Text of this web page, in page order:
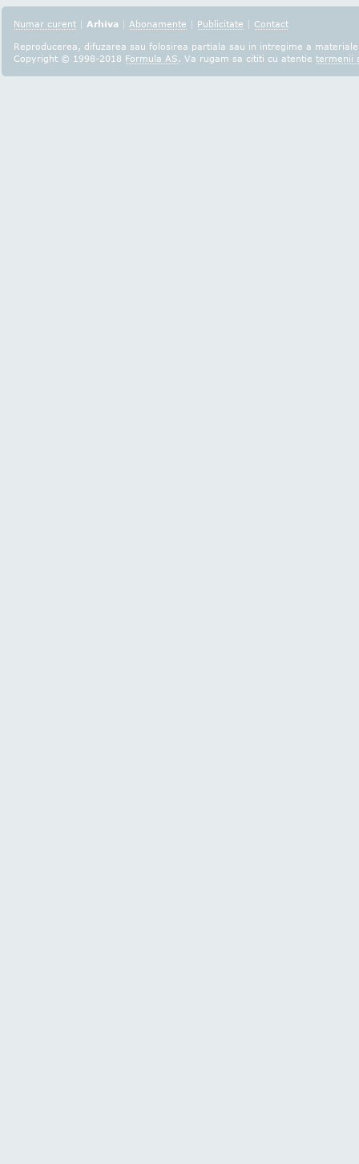
Numar curent | Arhiva | Abonamente | Publicitate | Contact
Reproducerea, difuzarea sau folosirea partiala sau in intregime a
Copyright © 1998-2018 Formula AS. Va rugam sa cititi cu atentie termenii